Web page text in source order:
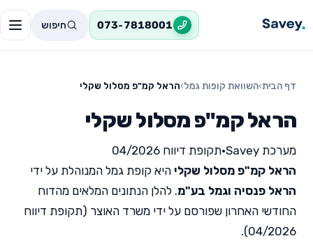
073-7818001 חיפוש
דף הבית›השוואת קופות גמל›הראל קמ"פ מסלול שקלי
הראל קמ"פ מסלול שקלי
מערכת Savey •תקופת דיווח 04/2026
הראל קמ"פ מסלול שקלי היא קופת גמל המנוהלת על ידי
הראל פנסיה וגמל בע"מ. להלן הנתונים המלאים מהדוח
החודשי האחרון שפורסם על ידי משרד האוצר (תקופת דיווח
04/2026).